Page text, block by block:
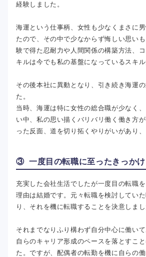
経験しました。
海運という仕事柄、女性も少なくまさに
たので、その中で少なからず悔しい思い
験で得た忍耐力や人間関係の構築方法、
キルは今でも私の基盤になっているスキル
その後本社に異動となり、引き続き海運
た。
当時、海運は特に女性の総合職が少なく
い中、私の思い描くバリバリ働く働き方
った反面、道を切り拓くやりがいがあり、
③ 一度目の転職に至ったきっかけ
充実した会社生活でしたが一度目の転職を
理由は結婚です。元々転職を検討してい
り、それを機に転職することを決意しまし
それまでなりふり構わず自分中心に働い
自らのキャリア形成のペースを落とすこ
た。ですが、配偶者の転勤を機に自らの